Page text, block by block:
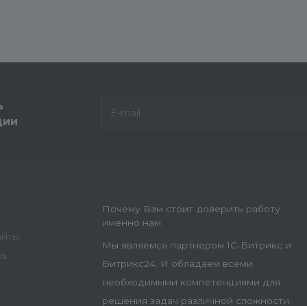
Почему Вам стоит доверить работу
именно нам
Мы являемся партнером 1С-Битрикс и
Битрикс24. И обладаем всеми
необходимыми компетенциями для
решения задач различной сложности.